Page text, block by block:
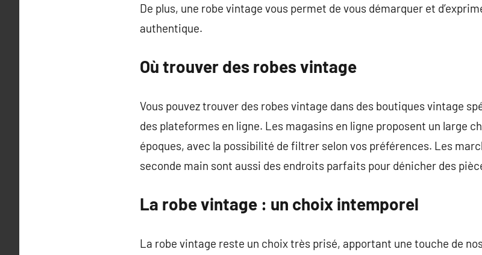
De plus, une robe vintage vous permet de vous démarquer et
authentique.
Où trouver des robes vintage
Vous pouvez trouver des robes vintage dans des boutiques vintage
des plateformes en ligne. Les magasins en ligne proposent un large
époques, avec la possibilité de filtrer selon vos préférences. Les
seconde main sont aussi des endroits parfaits pour dénicher des
La robe vintage : un choix intemporel
La robe vintage reste un choix très prisé, apportant une touche de